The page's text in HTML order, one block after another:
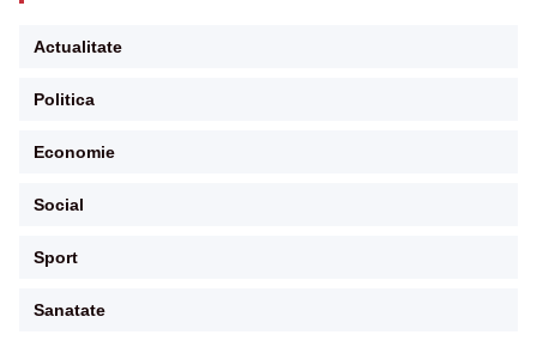
Actualitate
Politica
Economie
Social
Sport
Sanatate